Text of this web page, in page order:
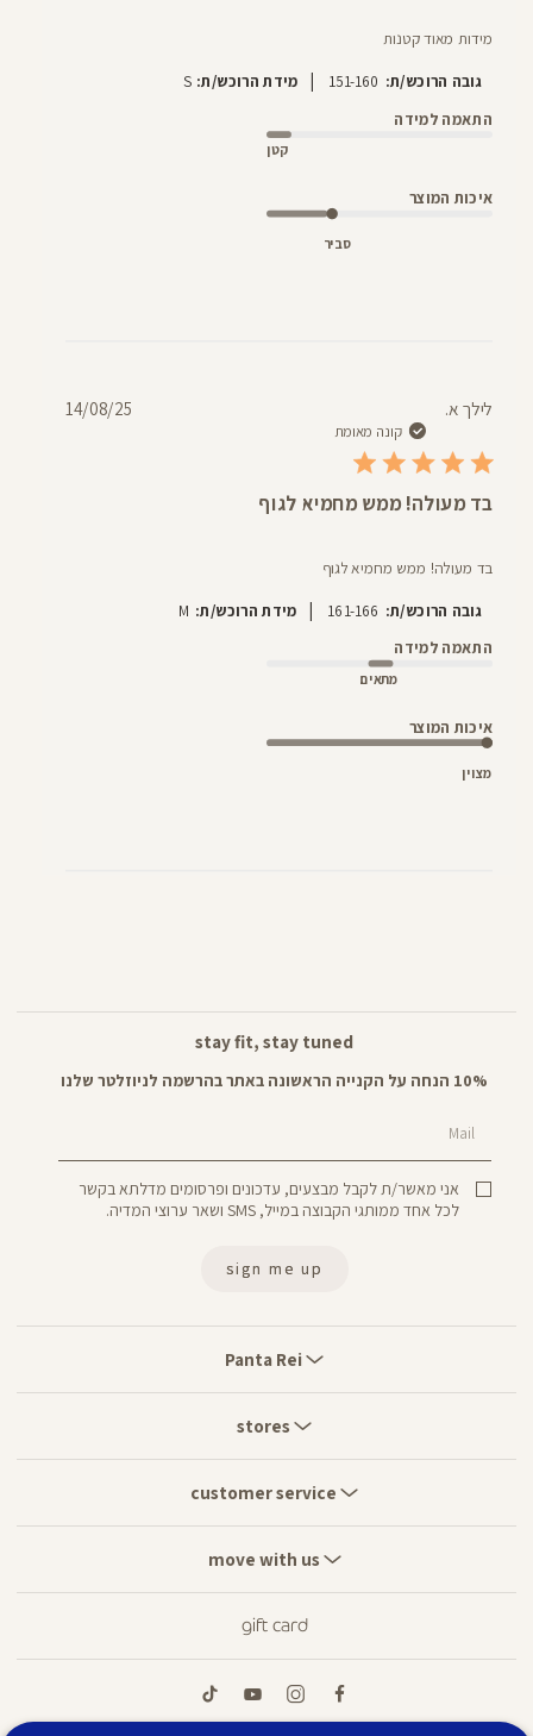
מידות מאוד קטנות
גובה הרוכש/ת: 151-160
| מידת הרוכש/ת: S
התאמה למידה
קטן
איכות המוצר
סביר
לילך א.
קונה מאומת
בד מעולה! ממש מחמיא לגוף
בד מעולה! ממש מחמיא לגוף
גובה הרוכש/ת: 161-166
| מידת הרוכש/ת: M
התאמה למידה
מתאים
איכות המוצר
מצוין
14/08/25
Rei
Panta Rei
stores
with
service
customer service
gift card
stay fit, stay tuned
10% הנחה על הקנייה הראשונה באתר בהרשמה לניוזלטר שלנו
Mail
אני מאשר/ת לקבל מבצעים, עדכונים ופרסומים מדלתא בקשר
לכל אחד ממותגי הקבוצה במייל, SMS ושאר ערוצי המדיה.
sign me up
facebook
instagram
youtube
tiktok